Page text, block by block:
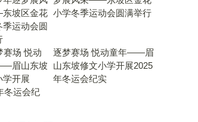
小学冬季运动会圆满举行
逐梦赛场 悦动童年——眉
山东坡修文小学开展2025
年冬运会纪实